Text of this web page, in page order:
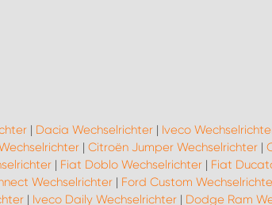
| Dacia Wechselrichter| Iveco
| Citroën Jumper Wechselrichter |
| Fiat Doblo Wechselrichter | Fiat
Wechselrichter | Ford Custom
| Iveco Daily Wechselrichter | Dodge Ram